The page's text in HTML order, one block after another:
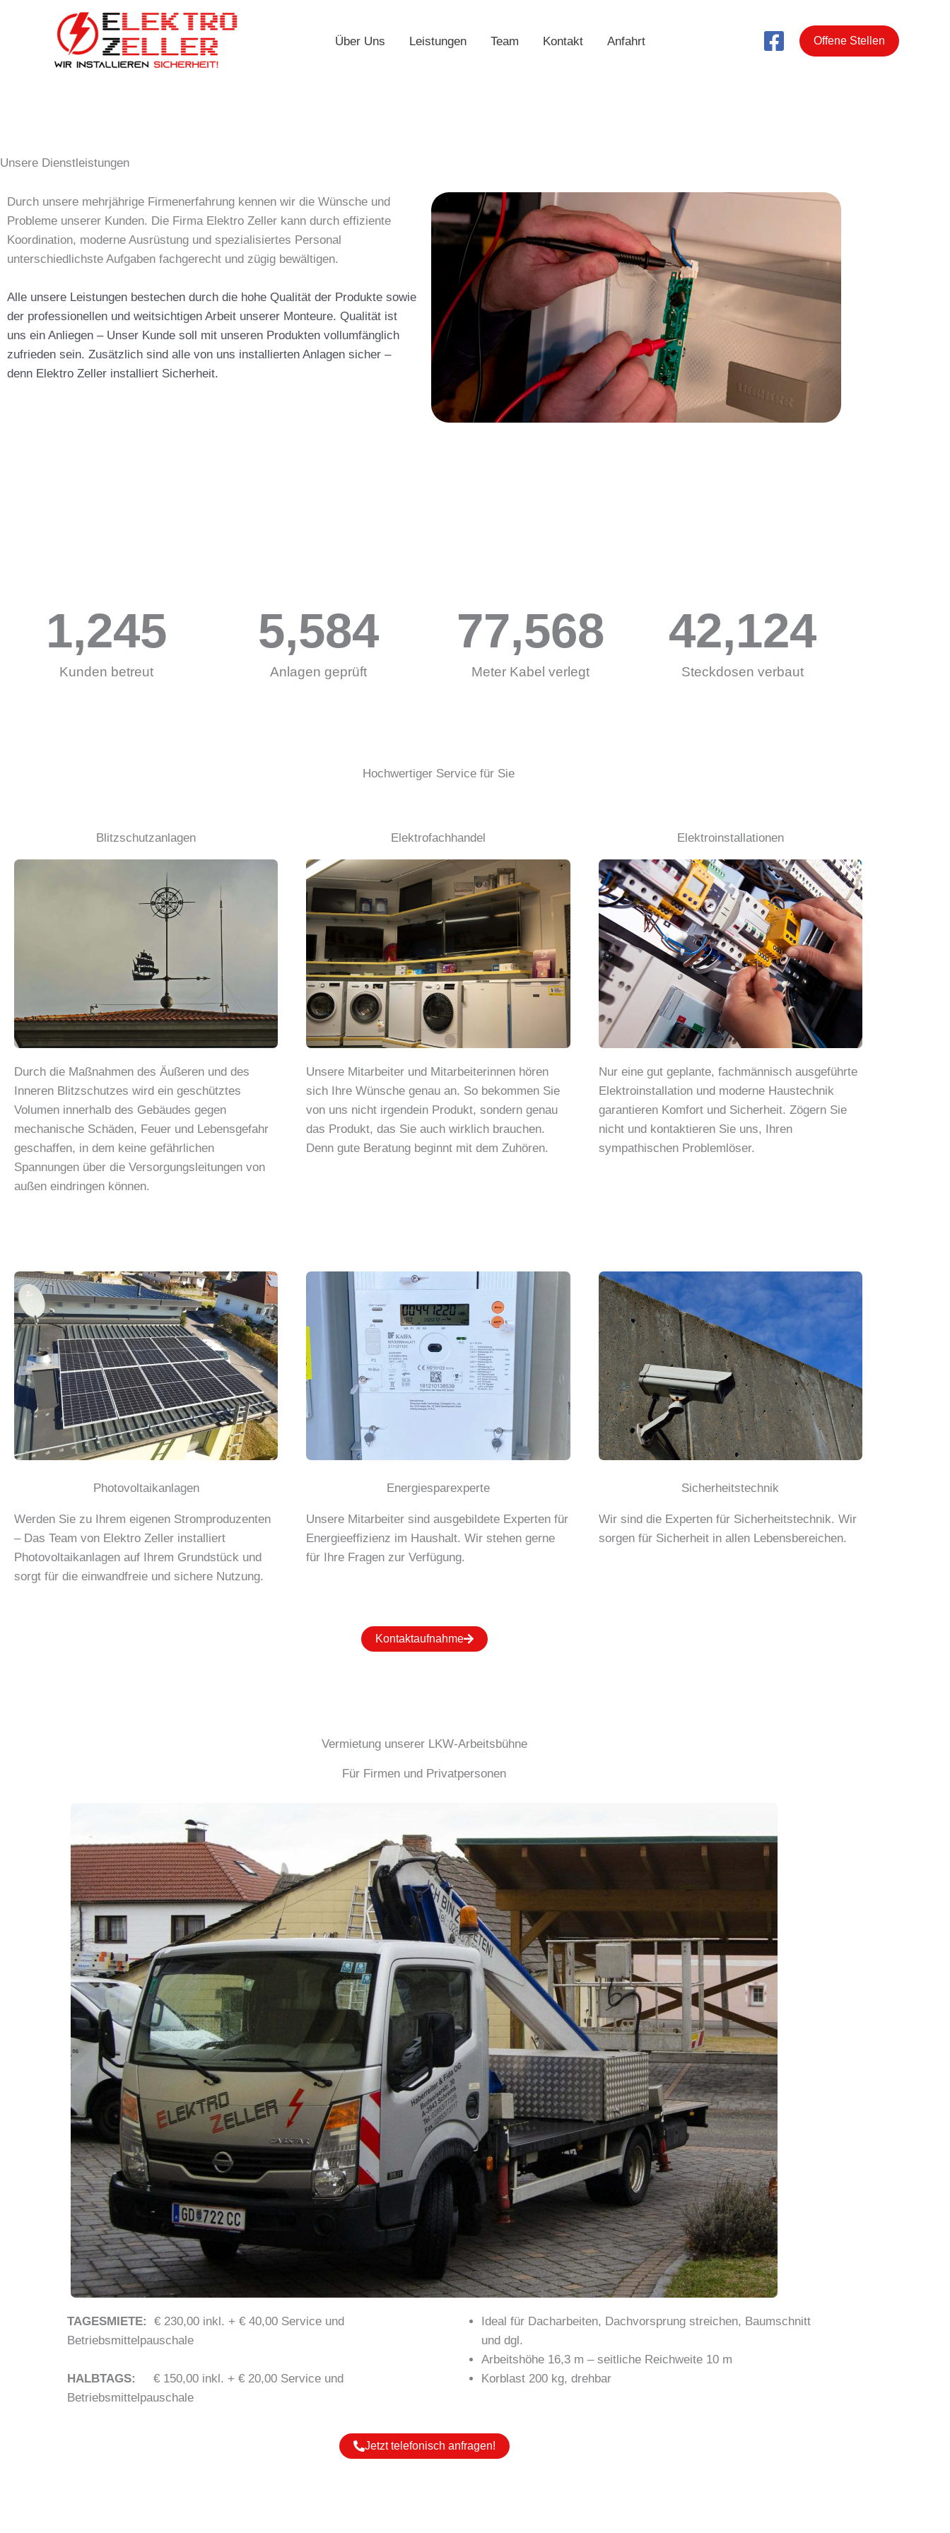
Über Uns Leistungen Team Kontakt Anfahrt Offene Stellen
Unsere Dienstleistungen
Durch unsere mehrjährige Firmenerfahrung kennen wir die Wünsche und
Probleme unserer Kunden. Die Firma Elektro Zeller kann durch effiziente
Koordination, moderne Ausrüstung und spezialisiertes Personal
unterschiedlichste Aufgaben fachgerecht und zügig bewältigen.
Alle unsere Leistungen bestechen durch die hohe Qualität der Produkte sowie
der professionellen und weitsichtigen Arbeit unserer Monteure. Qualität ist
uns ein Anliegen – Unser Kunde soll mit unseren Produkten vollumfänglich
zufrieden sein. Zusätzlich sind alle von uns installierten Anlagen sicher –
denn Elektro Zeller installiert Sicherheit.
Kunden betreut
1,258
Anlagen geprüft
5,642
Meter Kabel verlegt
78,378
Steckdosen verbaut
42,564
Hochwertiger Service für Sie
Blitzschutzanlagen
Durch die Maßnahmen des Äußeren und des
Inneren Blitzschutzes wird ein geschütztes
Volumen innerhalb des Gebäudes gegen
mechanische Schäden, Feuer und Lebensgefahr
geschaffen, in dem keine gefährlichen
Spannungen über die Versorgungsleitungen von
außen eindringen können.
Elektrofachhandel
Unsere Mitarbeiter und Mitarbeiterinnen hören
sich Ihre Wünsche genau an. So bekommen Sie
von uns nicht irgendein Produkt, sondern genau
das Produkt, das Sie auch wirklich brauchen.
Denn gute Beratung beginnt mit dem Zuhören.
Elektroinstallationen
Nur eine gut geplante, fachmännisch ausgeführte
Elektroinstallation und moderne Haustechnik
garantieren Komfort und Sicherheit. Zögern Sie
nicht und kontaktieren Sie uns, Ihren
sympathischen Problemlöser.
Photovoltaikanlagen
Werden Sie zu Ihrem eigenen Stromproduzenten
– Das Team von Elektro Zeller installiert
Photovoltaikanlagen auf Ihrem Grundstück und
sorgt für die einwandfreie und sichere Nutzung.
Energiesparexperte
Unsere Mitarbeiter sind ausgebildete Experten für
Energieeffizienz im Haushalt. Wir stehen gerne
für Ihre Fragen zur Verfügung.
Sicherheitstechnik
Wir sind die Experten für Sicherheitstechnik. Wir
sorgen für Sicherheit in allen Lebensbereichen.
Kontaktaufnahme
Vermietung unserer LKW-Arbeitsbühne
Für Firmen und Privatpersonen
TAGESMIETE:
€ 230,00 inkl. + € 40,00 Service und
Betriebsmittelpauschale
HALBTAGS:
€ 150,00 inkl. + € 20,00 Service und
Betriebsmittelpauschale
Ideal für Dacharbeiten, Dachvorsprung streichen, Baumschnitt
und dgl.
Arbeitshöhe 16,3 m – seitliche Reichweite 10 m
Korblast 200 kg, drehbar
Jetzt telefonisch anfragen!